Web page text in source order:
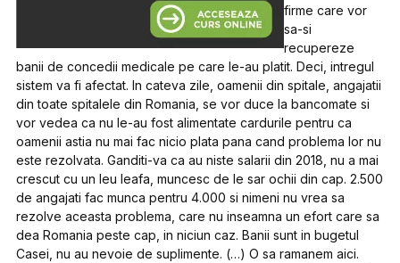
firme care vor
sa-si
recupereze
banii de concedii medicale pe care le-au platit. Deci, intregul
sistem va fi afectat. In cateva zile, oamenii din spitale, angajatii
din toate spitalele din Romania, se vor duce la bancomate si
vor vedea ca nu le-au fost alimentate cardurile pentru ca
oamenii astia nu mai fac nicio plata pana cand problema lor nu
este rezolvata. Ganditi-va ca au niste salarii din 2018, nu a mai
crescut cu un leu leafa, muncesc de le sar ochii din cap. 2.500
de angajati fac munca pentru 4.000 si nimeni nu vrea sa
rezolve aceasta problema, care nu inseamna un efort care sa
dea Romania peste cap, in niciun caz. Banii sunt in bugetul
Casei, nu au nevoie de suplimente. (…) O sa ramanem aici.